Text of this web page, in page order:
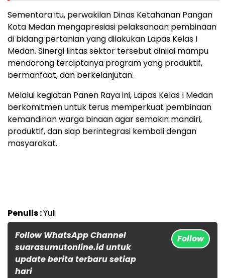
Sementara itu, perwakilan Dinas Ketahanan Pangan
Kota Medan mengapresiasi pelaksanaan pembinaan
di bidang pertanian yang dilakukan Lapas Kelas I
Medan. Sinergi lintas sektor tersebut dinilai mampu
mendorong terciptanya program yang produktif,
bermanfaat, dan berkelanjutan.
Melalui kegiatan Panen Raya ini, Lapas Kelas I Medan
berkomitmen untuk terus memperkuat pembinaan
kemandirian warga binaan agar semakin mandiri,
produktif, dan siap berintegrasi kembali dengan
masyarakat.
Penulis :Yuli
Follow WhatsApp Channel
suarasumutonline.id untuk
update berita terbaru setiap
hari
Follow